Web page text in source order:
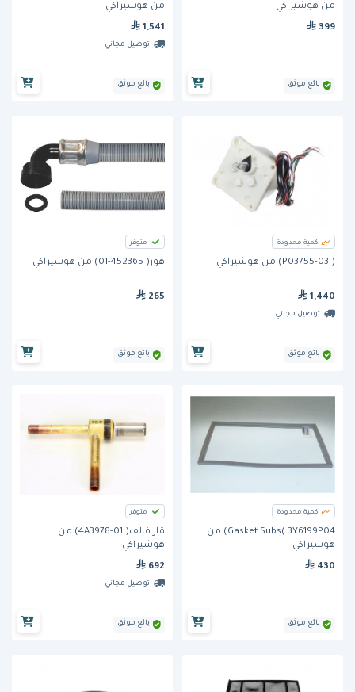
من هوشيزاكي
399
بائع موثق
من هوشيزاكي
1,541
توصيل مجاني
بائع موثق
كمية محدودة
( P03755-03) من هوشيزاكي
1,440
توصيل مجاني
بائع موثق
متوفر
هوز( 452365-01) من هوشيزاكي
265
بائع موثق
كمية محدودة
Gasket Subs( 3Y6199P04) من
هوشيزاكي
430
بائع موثق
متوفر
قاز فالف( 4A3978-01) من
هوشيزاكي
692
توصيل مجاني
بائع موثق